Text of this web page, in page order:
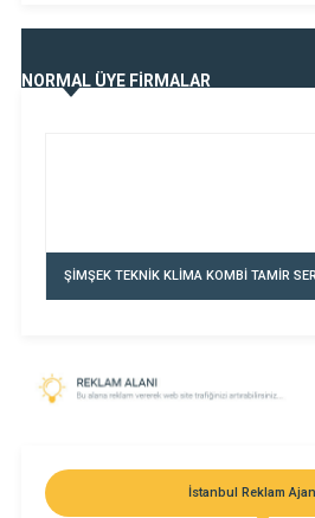
Rabia Özaslan Clinic Vadistanbul
NORMAL ÜYE FİRMALAR
ŞİMŞEK TEKNİK KLİMA KOMBİ TAMİR
CANSOY MATBAA PROMOSYON
İstanbul Reklam